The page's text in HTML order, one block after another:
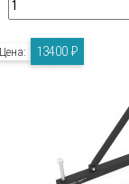
Цена: 13400 ₽